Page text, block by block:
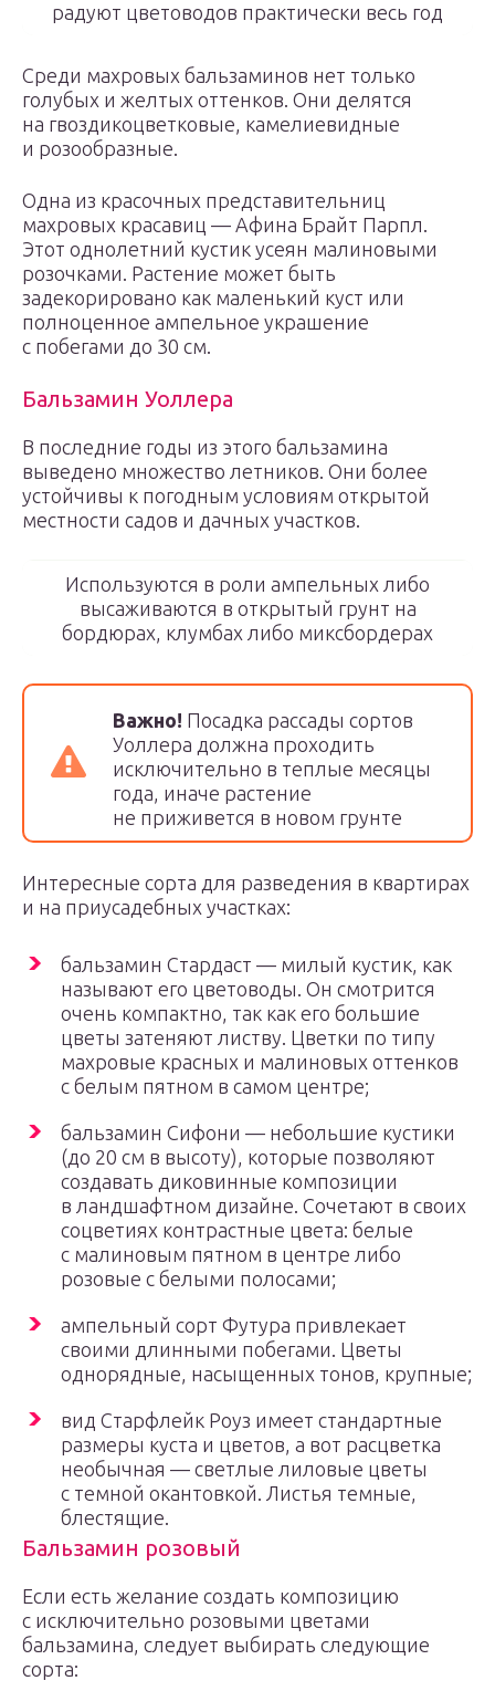
радуют цветоводов практически весь год
Среди махровых бальзаминов нет только
голубых и желтых оттенков. Они делятся
на гвоздикоцветковые, камелиевидные
и розообразные.
Одна из красочных представительниц
махровых красавиц — Афина Брайт Парпл.
Этот однолетний кустик усеян малиновыми
розочками. Растение может быть
задекорировано как маленький куст или
полноценное ампельное украшение
с побегами до 30 см.
Бальзамин Уоллера
В последние годы из этого бальзамина
выведено множество летников. Они более
устойчивы к погодным условиям открытой
местности садов и дачных участков.
Используются в роли ампельных либо
высаживаются в открытый грунт на
бордюрах, клумбах либо миксбордерах
Важно! Посадка рассады сортов
Уоллера должна проходить
исключительно в теплые месяцы
года, иначе растение
не приживется в новом грунте
Интересные сорта для разведения в квартирах
и на приусадебных участках:
бальзамин Стардаст — милый кустик, как
называют его цветоводы. Он смотрится
очень компактно, так как его большие
цветы затеняют листву. Цветки по типу
махровые красных и малиновых оттенков
с белым пятном в самом центре;
бальзамин Сифони — небольшие кустики
(до 20 см в высоту), которые позволяют
создавать диковинные композиции
в ландшафтном дизайне. Сочетают в своих
соцветиях контрастные цвета: белые
с малиновым пятном в центре либо
розовые с белыми полосами;
ампельный сорт Футура привлекает
своими длинными побегами. Цветы
однорядные, насыщенных тонов, крупные;
вид Старфлейк Роуз имеет стандартные
размеры куста и цветов, а вот расцветка
необычная — светлые лиловые цветы
с темной окантовкой. Листья темные,
блестящие.
Бальзамин розовый
Если есть желание создать композицию
с исключительно розовыми цветами
бальзамина, следует выбирать следующие
сорта: